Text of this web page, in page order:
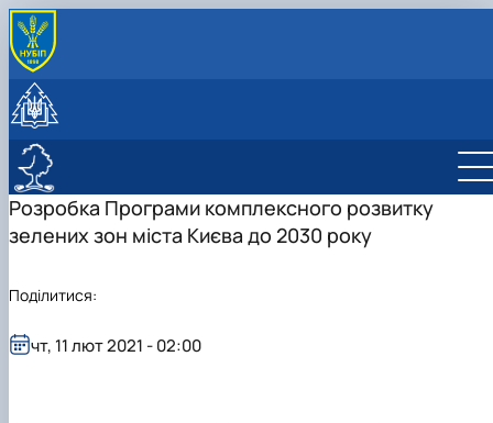
ПРО КАФЕДРУ
ННВЛ сучасних технологій проектування
СПО
Навчальні лабораторії
Співпраця
Наші випускники
Приймальна комісія
Олімпіади університету
Бакалавр
Магістр
PhD
Дисципліни
Робочі програми
Анотації вибіркових дисциплін ОС Магістр
Матеріальне забезпечення
Інфраструктура
Дослідження
Публікації
Конференції
Ландшафтне будівництво та арбористика
Розробка Програми комплексного розвитку
зелених зон міста Києва до 2030 року
чт, 11 лют 2021 - 02:00
Поділитися: